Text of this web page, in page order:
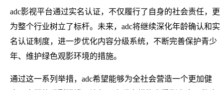
adc影视平台通过实名认证，不仅履行了自身的社会责任，更
为整个行业树立了标杆。未来，adc将继续深化年龄确认和实
名认证制度，进一步优化内容分级系统，不断完善保护青少
年、维护绿色观影环境的措施。
通过这一系列举措，adc希望能够为全社会营造一个更加健